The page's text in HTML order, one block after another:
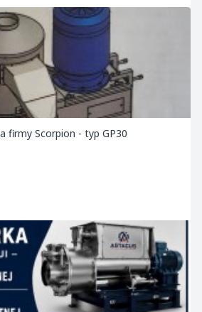
firmy Scorpion - typ GP30